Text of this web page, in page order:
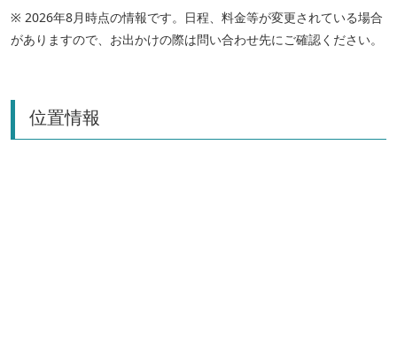
※ 2026年8月時点の情報です。日程、料金等が変更されている場合
がありますので、お出かけの際は問い合わせ先にご確認ください。
位置情報